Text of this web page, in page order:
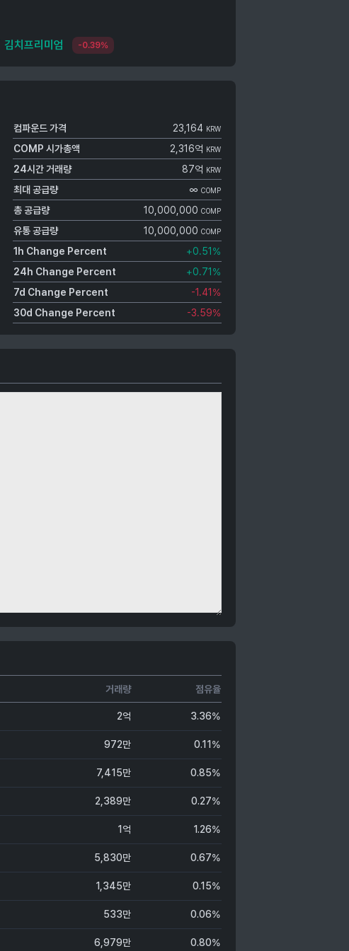
김치프리미엄 -0.39%
컴파운드가격 23,164 KRW
COMP 시가총액 2,316억 KRW
24시간 거래량 87억 KRW
최대 공급량 ∞ COMP
총 공급량 10,000,000 COMP
유통 공급량 10,000,000 COMP
1h Change Percent +0.51 %
24h Change Percent
+0.71 %
7d Change Percent
-1.41 %
30d Change Percent
-3.59%
거래량 점유율
2억 3.36%
972만 0.11%
7,415만 0.85%
2,389만 0.27%
1억 1.26%
5,830만 0.67%
1,345만 0.15%
533만 0.06%
6,979만 0.80%